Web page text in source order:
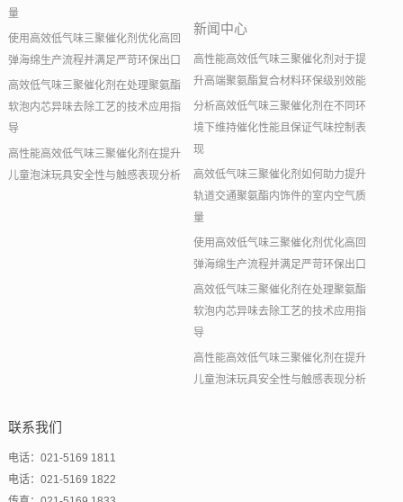
量
使用高效低气味三聚催化剂优化高回
弹海绵生产流程并满足严苛环保出口
高效低气味三聚催化剂在处理聚氨酯
软泡内芯异味去除工艺的技术应用指
导
高性能高效低气味三聚催化剂在提升
儿童泡沫玩具安全性与触感表现分析
新闻中心
高性能高效低气味三聚催化剂对于提
升高端聚氨酯复合材料环保级别效能
分析高效低气味三聚催化剂在不同环
境下维持催化性能且保证气味控制表
现
高效低气味三聚催化剂如何助力提升
轨道交通聚氨酯内饰件的室内空气质
量
使用高效低气味三聚催化剂优化高回
弹海绵生产流程并满足严苛环保出口
高效低气味三聚催化剂在处理聚氨酯
软泡内芯异味去除工艺的技术应用指
导
高性能高效低气味三聚催化剂在提升
儿童泡沫玩具安全性与触感表现分析
联系我们
电话：021-5169 1811
电话：021-5169 1822